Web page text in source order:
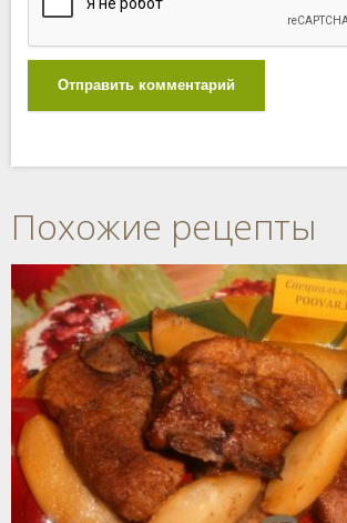
Отправить комментарий
Похожие рецепты